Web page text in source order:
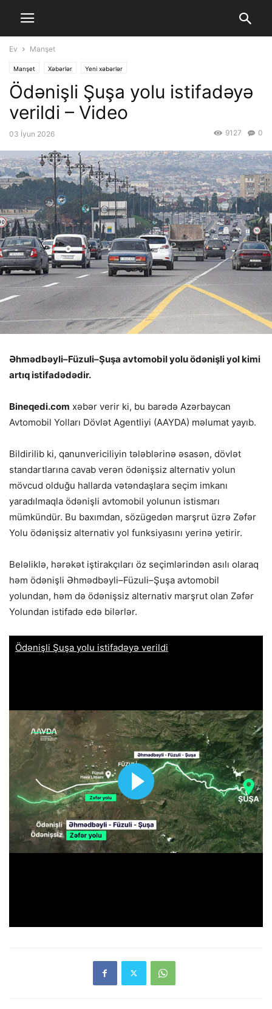
Ev Manşet
Manşet Xəbərlər Yeni xəbərlər
Ödənişli Şuşa yolu istifadəyə
verildi – Video
03 İyun 2026 0
9127
Əhmədbəyli–Füzuli–Şuşa avtomobil yolu ödənişli yol kimi
artıq istifadədədir.
Bineqedi.com xəbər verir ki, bu barədə Azərbaycan
Avtomobil Yolları Dövlət Agentliyi (AAYDA) məlumat yayıb.
Bildirilib ki, qanunvericiliyin tələblərinə əsasən, dövlət
standartlarına cavab verən ödənişsiz alternativ yolun
mövcud olduğu hallarda vətəndaşlara seçim imkanı
yaradılmaqla ödənişli avtomobil yolunun istismarı
mümkündür. Bu baxımdan, sözügedən marşrut üzrə Zəfər
Yolu ödənişsiz alternativ yol funksiyasını yerinə yetirir.
Beləliklə, hərəkət iştirakçıları öz seçimlərindən asılı olaraq
həm ödənişli Əhmədbəyli–Füzuli–Şuşa avtomobil
yolundan, həm də ödənişsiz alternativ marşrut olan Zəfər
Yolundan istifadə edə bilərlər.